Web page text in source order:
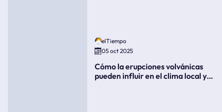
elTiempo
05 oct 2025
Cómo la erupciones volvánicas
pueden influir en el clima local y